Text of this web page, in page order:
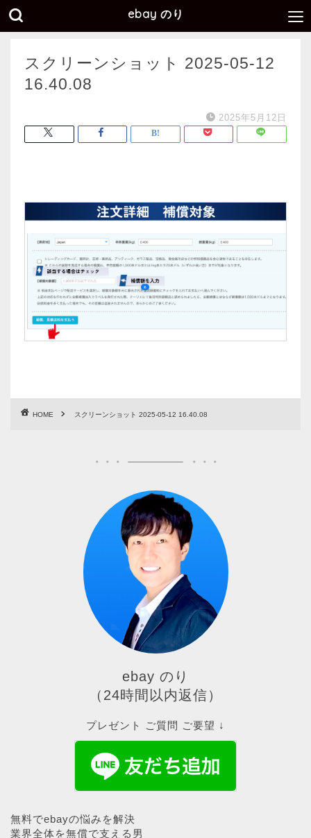
ebay のり
スクリーンショット 2025-05-12
16.40.08
2025年5月12日
HOME スクリーンショット 2025-05-12 16.40.08
ebay のり
（24時間以内返信）
プレゼント ご質問 ご要望 ↓
無料でebayの悩みを解決
業界全体を無償で支える男